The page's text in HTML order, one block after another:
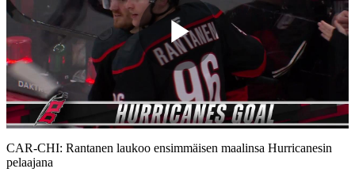
Play
Video
CAR-CHI: Rantanen laukoo ensimmäisen maalinsa Hurricanesin
pelaajana